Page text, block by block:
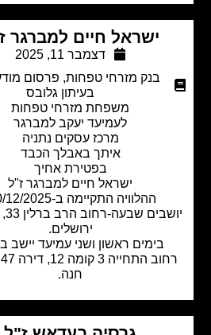
ישראל חיים למברגר ז"ל
דצמבר 11, 2025
בנק מזרחי טפחות,פרסום מודעת אבל
בעיתון גלובס
משפחת מזרחי טפחות
לעמיעד יעקב למברגר
מרכז עסקים נתניה
איתך באבלך הכבד
בפטירת אחיך
ישראל חיים למברגר ז"ל
ההלוויה התקיימה ב-10/12/2025.
ירושלים.
בימים ראשון ושני עמיעד יישב בביתו
רחוב התחייה 3 קומה 12, דירה 47, פרדס